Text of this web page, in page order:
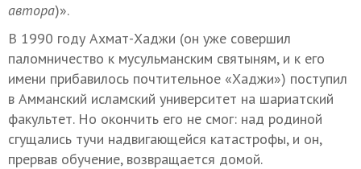
автора)».
В 1990 году Ахмат-Хаджи (он уже совершил
паломничество к мусульманским святыням, и к его
имени прибавилось почтительное «Хаджи») поступил
в Амманский исламский университет на шариатский
факультет. Но окончить его не смог: над родиной
сгущались тучи надвигающейся катастрофы, и он,
прервав обучение, возвращается домой.